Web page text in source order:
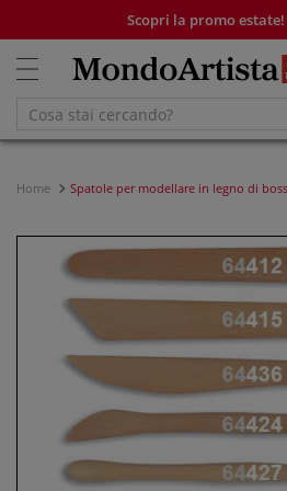
Scopri la promo estate!
Home Spatole per modellare in legno di